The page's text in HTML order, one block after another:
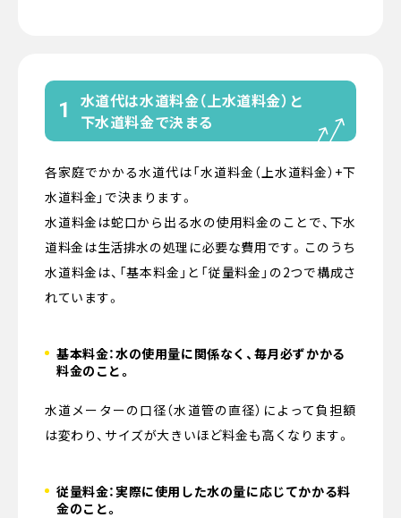
1
水道代は水道料金（上水道料金）と
下水道料金で決まる
各家庭でかかる水道代は「水道料金（上水道料金）+下
水道料金」で決まります。
水道料金は蛇口から出る水の使用料金のことで、下水
道料金は生活排水の処理に必要な費用です。このうち
水道料金は、「基本料金」と「従量料金」の2つで構成さ
れています。
基本料金：水の使用量に関係なく、毎月必ずかかる
料金のこと。
水道メーターの口径（水道管の直径）によって負担額
は変わり、サイズが大きいほど料金も高くなります。
従量料金：実際に使用した水の量に応じてかかる料
金のこと。